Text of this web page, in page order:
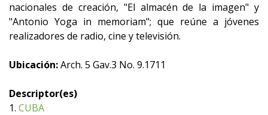
nacionales de creación, "El almacén de la imagen" y
"Antonio Yoga in memoriam"; que reúne a jóvenes
realizadores de radio, cine y televisión.
Ubicación:Arch. 5 Gav.3 No. 9.1711
Descriptor(es)
1. CUBA